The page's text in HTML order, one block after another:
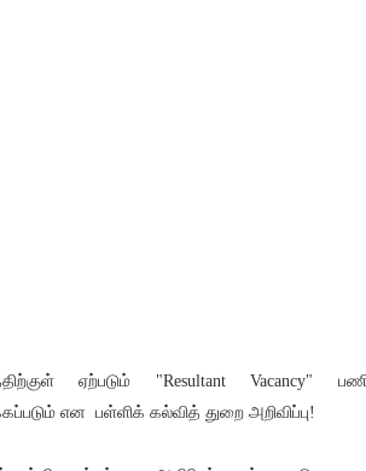
ஏற்படும் "Resultant Vacancy"
என பள்ளிக் கல்வித் துறை அறிவிப்பு!